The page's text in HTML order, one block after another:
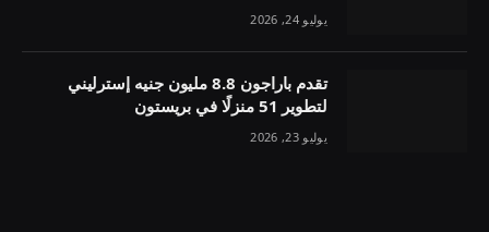
يوليو 24, 2026
تقدم باراجون 8.8 مليون جنيه إسترليني
لتطوير 51 منزلًا في بريستون
يوليو 23, 2026